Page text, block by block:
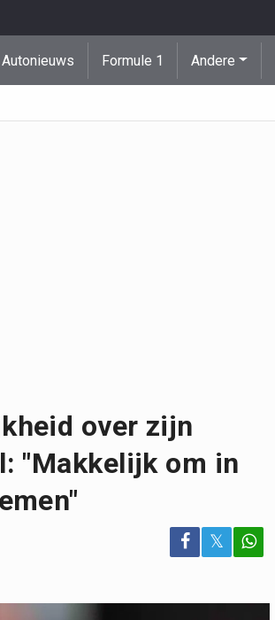
Autonieuws Formule 1 Andere
over zijn
"Makkelijk om in
𝕏